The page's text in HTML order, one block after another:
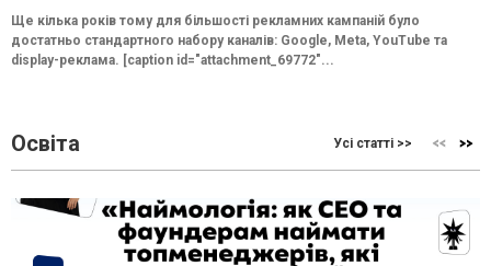
Ще кілька років тому для більшості рекламних кампаній було
достатньо стандартного набору каналів: Google, Meta, YouTube та
display-реклама. [caption id="attachment_69772"...
Освіта Усі статті >>